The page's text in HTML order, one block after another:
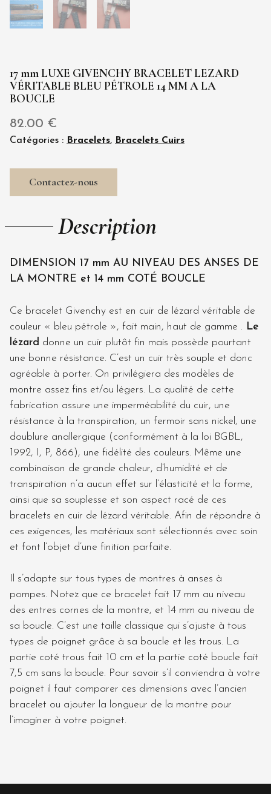
17 mm LUXE GIVENCHY BRACELET LEZARD
VÉRITABLE BLEU PÉTROLE 14 MM A LA
BOUCLE
82.00 €
Catégories : Bracelets, Bracelets Cuirs
Contactez-nous
Description
DIMENSION 17 mm AU NIVEAU DES ANSES DE
LA MONTRE et 14 mm COTÉ BOUCLE
Ce bracelet Givenchy est en cuir de lézard véritable de
couleur « bleu pétrole », fait main, haut de gamme . Le
lézard donne un cuir plutôt fin mais possède pourtant
une bonne résistance. C’est un cuir très souple et donc
agréable à porter. On privilégiera des modèles de
montre assez fins et/ou légers. La qualité de cette
fabrication assure une imperméabilité du cuir, une
résistance à la transpiration, un fermoir sans nickel, une
doublure anallergique (conformément à la loi BGBL,
1992, I, P, 866), une fidélité des couleurs. Même une
combinaison de grande chaleur, d’humidité et de
transpiration n’a aucun effet sur l’élasticité et la forme,
ainsi que sa souplesse et son aspect racé de ces
bracelets en cuir de lézard véritable. Afin de répondre à
ces exigences, les matériaux sont sélectionnés avec soin
et font l’objet d’une finition parfaite.
Il s’adapte sur tous types de montres à anses à
pompes. Notez que ce bracelet fait 17 mm au niveau
des entres cornes de la montre, et 14 mm au niveau de
sa boucle. C’est une taille classique qui s’ajuste à tous
types de poignet grâce à sa boucle et les trous. La
partie coté trous fait 10 cm et la partie coté boucle fait
7,5 cm sans la boucle. Pour savoir s’il conviendra à votre
poignet il faut comparer ces dimensions avec l’ancien
bracelet ou ajouter la longueur de la montre pour
l’imaginer à votre poignet.